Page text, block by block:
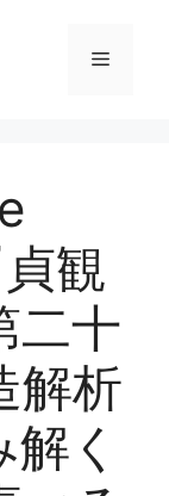
メ
観
二十
解析
く